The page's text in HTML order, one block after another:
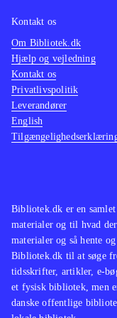
optages og
Online .
I forhold til
dance findes
dance (wii) og
(xbox 360),
andre, der
30 populære
dog være
kræver
Playstation
Playstation
Bibliotek.dk er en
materialer og til hvad
materialer og så hente
Bibliotek.dk til at søge
tidsskrifter, artikler, e-
et fysisk bibliotek, men
danske offentlige
Kontakt os
Om Bibliotek.dk
Hjælp og vejledning
Kontakt os
Privatlivspolitik
Leverandører
English